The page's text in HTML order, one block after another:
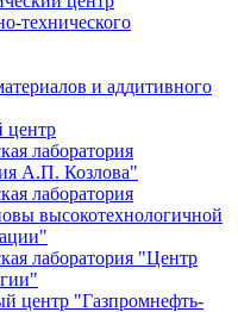
технического
и аддитивного
центр
лаборатория
А.П. Козлова"
лаборатория
высокотехнологичной
лаборатория "Центр
центр "Газпромнефть-